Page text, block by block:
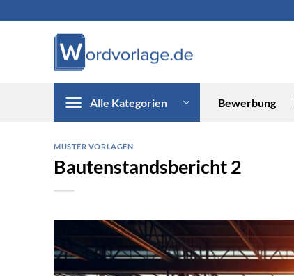
Alle Kategorien Bewerbung
MUSTER VORLAGEN
Bautenstandsbericht 2